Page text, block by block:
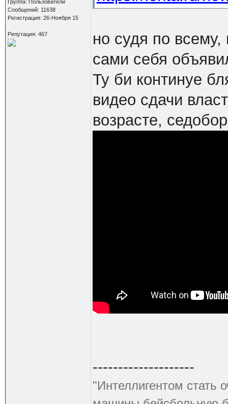
Группа: Пользователи
Сообщений: 11638
Регистрация: 26-Ноября 15
Репутация: 467
но судя по
сами себя
Ту би континуе
видео сдачи
возрасте,
--------------------
"Интеллигентом стать